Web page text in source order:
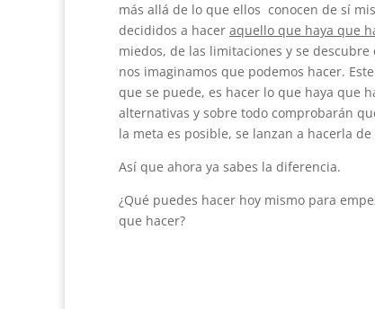
más allá de lo que ellos conocen de sí
decididos a hacer aquello que haya que
miedos, de las limitaciones y se
nos imaginamos que podemos hacer.
que se puede, es hacer lo que haya que
alternativas y sobre todo comprobarán
la meta es posible, se lanzan a hacerla
Así que ahora ya sabes la diferencia.
¿Qué puedes hacer hoy mismo para
que hacer?